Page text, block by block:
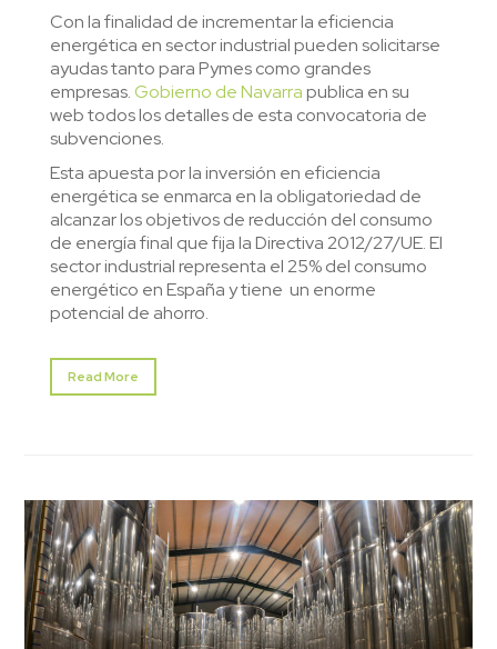
Con la finalidad de incrementar la eficiencia
energética en sector industrial pueden solicitarse
ayudas tanto para Pymes como grandes
empresas.Gobierno de Navarrapublica en su
web todos los detalles de esta convocatoria de
subvenciones.
Esta apuesta por la inversión en eficiencia
energética se enmarca en la obligatoriedad de
alcanzar los objetivos de reducción del consumo
de energía final que fija la Directiva 2012/27/UE. El
sector industrial representa el 25% del consumo
energético en España y tiene un enorme
potencial de ahorro.
Read More